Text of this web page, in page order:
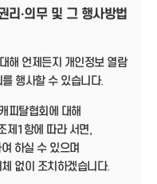
리·의무 및 그 행사방법
해 언제든지 개인정보 열람
를 행사할 수 있습니다.
피탈협회에 대해
제1항에 따라 서면,
하실 수 있으며
없이 조치하겠습니다.